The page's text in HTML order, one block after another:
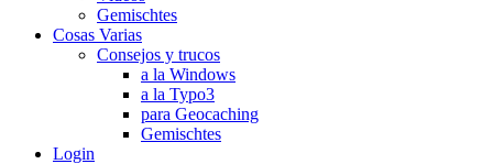
Gemischtes
Cosas Varias
Consejos y trucos
a la Windows
a la Typo3
para Geocaching
Gemischtes
Login